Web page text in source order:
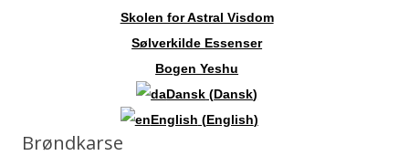
Skolen for Astral Visdom
Sølverkilde Essenser
Bogen Yeshu
Dansk (Dansk)
English (English)
Brøndkarse